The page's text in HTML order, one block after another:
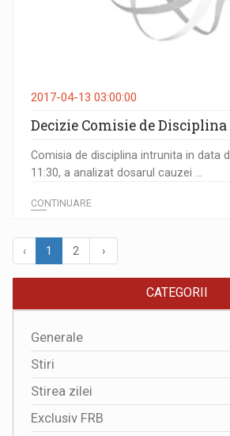
2017-04-13 03:00:00
Decizie Comisie de Disciplina
Comisia de disciplina intrunita in data
11:30, a analizat dosarul cauzei ...
CONTINUARE
‹ 1 2 ›
CATEGORII
Generale
Stiri
Stirea zilei
Exclusiv FRB